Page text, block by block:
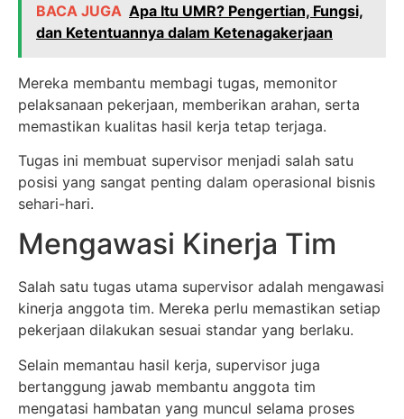
BACA JUGA Apa Itu UMR? Pengertian, Fungsi,
dan Ketentuannya dalam Ketenagakerjaan
Mereka membantu membagi tugas, memonitor
pelaksanaan pekerjaan, memberikan arahan, serta
memastikan kualitas hasil kerja tetap terjaga.
Tugas ini membuat supervisor menjadi salah satu
posisi yang sangat penting dalam operasional bisnis
sehari-hari.
Mengawasi Kinerja Tim
Salah satu tugas utama supervisor adalah mengawasi
kinerja anggota tim. Mereka perlu memastikan setiap
pekerjaan dilakukan sesuai standar yang berlaku.
Selain memantau hasil kerja, supervisor juga
bertanggung jawab membantu anggota tim
mengatasi hambatan yang muncul selama proses